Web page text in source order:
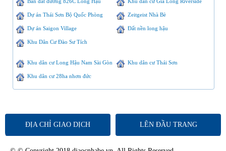
Dự án Thái Sơn Bộ Quốc Phòng Zeitgeist Nhà Bè
Dự án Saigon Village Đất nền long hậu
Khu Dân Cư Đào Sư Tích
Khu dân cư Long Hậu Nam Sài Gòn Khu dân cư Thái Sơn
Khu dân cư 28ha nhơn đức
ĐỊA CHỈ GIAO DỊCH LÊN ĐẦU TRANG